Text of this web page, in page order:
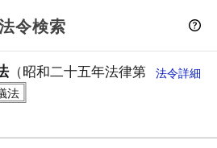
令検索
（昭和二十五年法律第 法令詳細